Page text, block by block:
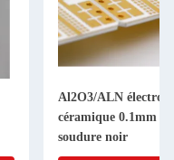
PCB de substrat
avec conductivité
Min ligne 1-8